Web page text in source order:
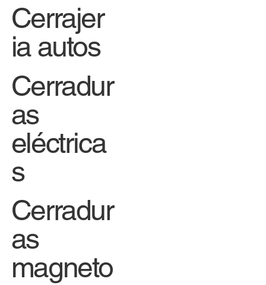
Cerrajer
ia autos
Cerradur
as
eléctrica
s
Cerradur
as
magneto